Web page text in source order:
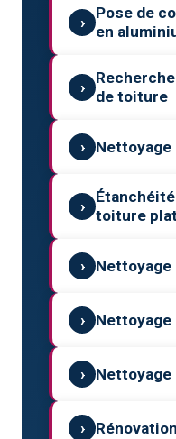
›
Pose de
en
›
de toiture
›
›
toiture
› Nettoyage
›
› Nettoyage
›